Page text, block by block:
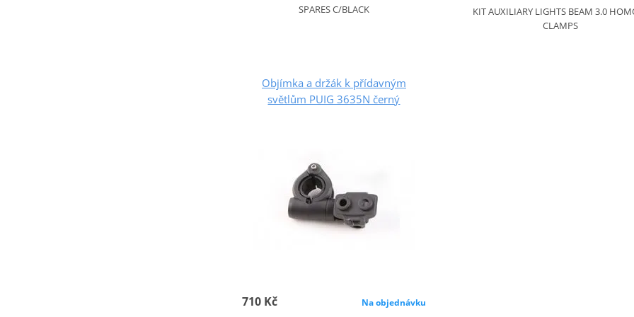
SPARES C/BLACK
KIT AUXILIARY LIGHTS BEAM 3.0
CLAMPS
Objímka a držák k přídavným
světlům PUIG 3635N černý
710 Kč Na objednávku